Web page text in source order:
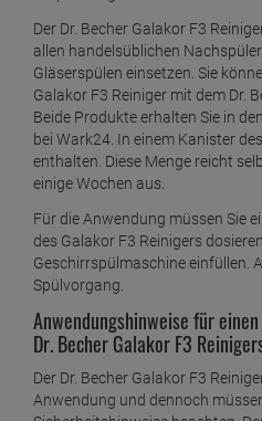
Der Dr. Becher Galakor F3
allen handelsüblichen
Gläserspülen einsetzen. Sie
Galakor F3 Reiniger mit dem Dr.
Beide Produkte erhalten Sie in
bei Wark24. In einem Kanister
enthalten. Diese Menge reicht
einige Wochen aus.
Für die Anwendung müssen Sie
des Galakor F3 Reinigers
Geschirrspülmaschine einfüllen.
Spülvorgang.
Anwendungshinweise für
Dr. Becher Galakor F3
Der Dr. Becher Galakor F3
Anwendung und dennoch